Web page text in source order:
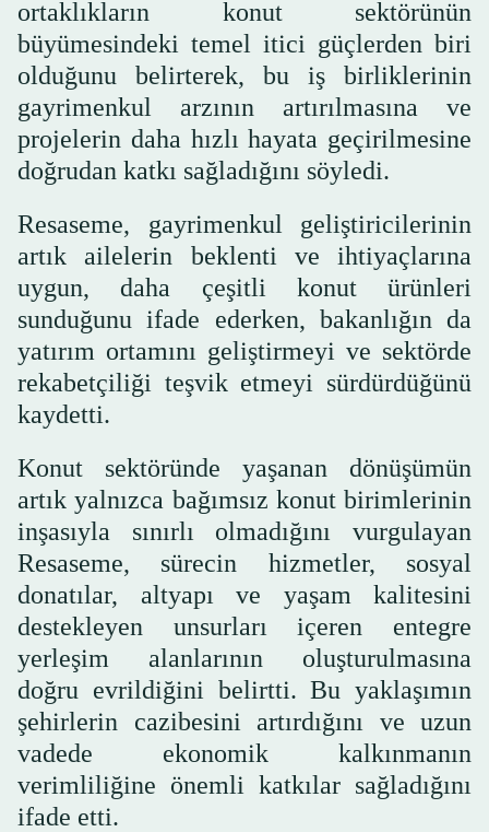
ortaklıkların konut sektörünün
büyümesindeki temel itici güçlerden biri
olduğunu belirterek, bu iş birliklerinin
gayrimenkul arzının artırılmasına ve
projelerin daha hızlı hayata geçirilmesine
doğrudan katkı sağladığını söyledi.
Resaseme, gayrimenkul geliştiricilerinin
artık ailelerin beklenti ve ihtiyaçlarına
uygun, daha çeşitli konut ürünleri
sunduğunu ifade ederken, bakanlığın da
yatırım ortamını geliştirmeyi ve sektörde
rekabetçiliği teşvik etmeyi sürdürdüğünü
kaydetti.
Konut sektöründe yaşanan dönüşümün
artık yalnızca bağımsız konut birimlerinin
inşasıyla sınırlı olmadığını vurgulayan
Resaseme, sürecin hizmetler, sosyal
donatılar, altyapı ve yaşam kalitesini
destekleyen unsurları içeren entegre
yerleşim alanlarının oluşturulmasına
doğru evrildiğini belirtti. Bu yaklaşımın
şehirlerin cazibesini artırdığını ve uzun
vadede ekonomik kalkınmanın
verimliliğine önemli katkılar sağladığını
ifade etti.